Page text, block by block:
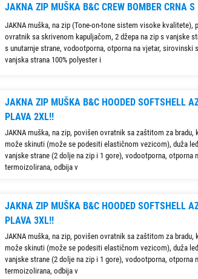
JAKNA ZIP MUŠKA B&C CREW BOMBER CRNA S
JAKNA muška, na zip (Tone-on-tone sistem visoke kvalitete),
ovratnik sa skrivenom kapuljačom, 2 džepa na zip s vanjske
s unutarnje strane, vodootporna, otporna na vjetar, sirovinski
vanjska strana 100% polyester i
JAKNA ZIP MUŠKA B&C HOODED SOFTSHELL
PLAVA 2XL!!
JAKNA muška, na zip, povišen ovratnik sa zaštitom za bradu,
može skinuti (može se podesiti elastičnom vezicom), duža
vanjske strane (2 dolje na zip i 1 gore), vodootporna, otporna
termoizolirana, odbija v
JAKNA ZIP MUŠKA B&C HOODED SOFTSHELL
PLAVA 3XL!!
JAKNA muška, na zip, povišen ovratnik sa zaštitom za bradu,
može skinuti (može se podesiti elastičnom vezicom), duža
vanjske strane (2 dolje na zip i 1 gore), vodootporna, otporna
termoizolirana, odbija v